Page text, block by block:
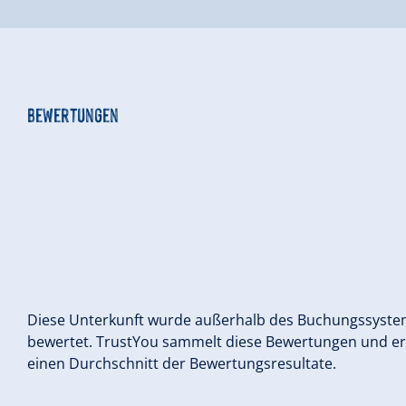
Bewertungen
Diese Unterkunft wurde außerhalb des
bewertet. TrustYou sammelt diese Bewertungen und
einen Durchschnitt der Bewertungsresultate.